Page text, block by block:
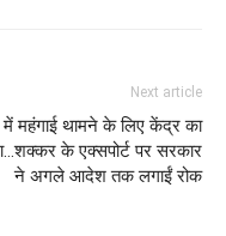
Next article
महंगाई थामने के लिए केंद्र का
के एक्सपोर्ट पर सरकार
ने अगले आदेश तक लगाईं रोक